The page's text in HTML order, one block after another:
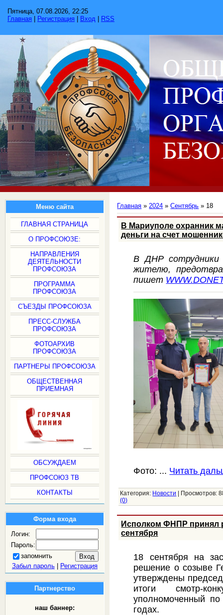
Пятница, 07.08.2026, 22:25
Главная
Регистрация Вход RSS
Меню сайта
ГЛАВНАЯ СТРАНИЦА
О ПРОФСОЮЗЕ:
НАПРАВЛЕНИЯ
ДЕЯТЕЛЬНОСТИ
ПРОФСОЮЗА
ПРОГРАММА
ПРОФСОЮЗА
СЪЕЗДЫ ПРОФСОЮЗА
ПРЕСС-СЛУЖБА
ПРОФСОЮЗА
ФОТОАРХИВ
ПРОФСОЮЗА
ПАРТНЕРЫ ПРОФСОЮЗА
ОБЩЕСТВЕННАЯ
ПРИЕМНАЯ
ОБСУЖДАЕМ
ПРОФСОЮЗ ТВ
КОНТАКТЫ
Форма входа
Логин:
Пароль:
запомнить
Забыл пароль| Регистрация
Партнерство
наш баннер:
Главная »2024 » Сентябрь » 18
В Мариуполе охранник
деньги на счет
В ДНР сотрудники
жителю,
пишет
Фото: ... Читать
Категория: Новости Просмотров:
(0)
Исполком ФНПР принял
сентября
18 сентября на
решение о созыве
утверждены
итоги смотр-
уполномоченный
годах.